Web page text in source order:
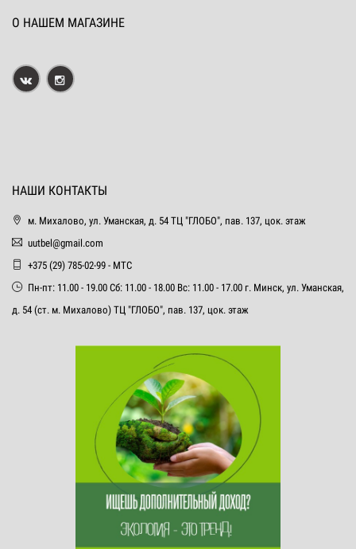
О НАШЕМ МАГАЗИНЕ
НАШИ КОНТАКТЫ
м. Михалово, ул. Уманская, д. 54 ТЦ "ГЛОБО", пав. 137, цок. этаж
uutbel@gmail.com
+375 (29) 785-02-99 - МТС
Пн-пт: 11.00 - 19.00 Сб: 11.00 - 18.00 Вс: 11.00 - 17.00 г. Минск, ул. Уманская,
д. 54 (ст. м. Михалово) ТЦ "ГЛОБО", пав. 137, цок. этаж